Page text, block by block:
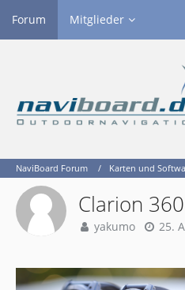
Forum Mitglieder
NaviBoard Forum Karten und
Clarion 360
yakumo 25.